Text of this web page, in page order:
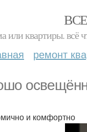
или квартиры.
ремонт
и комфортно